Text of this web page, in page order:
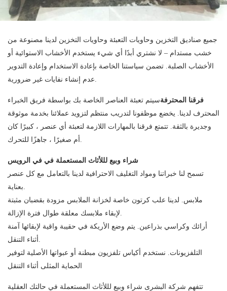
جميع صناديق التخزين وحاويات التعبئة وحاويات التخزين لدينا مصنوعة من
خشب مستدام – لا نشتري أبدًا أي شيء يستخدم الأخشاب الاستوائية أو
الأخشاب الصلبة. تضمن سياستنا الخاصة بإعادة الاستخدام وإعادة التدوير
فرقنا المحترفةسيتم تعبئة العناصر الخاصة بك بواسطة فريق الخبراء
المحترف لدينا. يخضع موظفونا لتدريب منتظم لتزويد عملائنا بخدمة موثوقة
وجديرة بالثقة. تتمتع فرقنا بالمهارات اللازمة لتعبئة أي عنصر ، كبيرًا كان
شراء وبيع لللأثاث المستعملة في في الرويس
تسمح لنا خبراتنا ومواد التغليف الاحترافية لدينا بالتعامل مع كل عنصر
ملابس. لدينا علب كرتون خاصة لخزانة الملابس مزودة بقضبان مثبتة
أرائك وكراسي بذراعين. يتم وضع الأريكة في حقيبة واقية لإبقائها آمنة
التلفزيونات. نستخدم أكياس تلفزيون مبطنة أو عبواتها الأصلية لتوفير
الحماية المثلى أثناء التنقل
تتفهم شركة البشرى شراء وبيع لللأثاث المستعملة في حالتك العقلية